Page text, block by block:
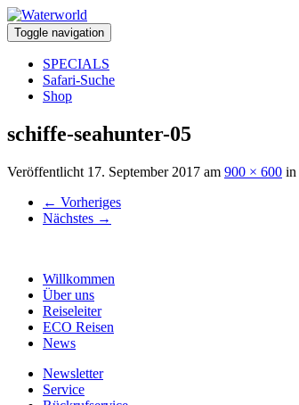
Toggle navigation
SPECIALS
Safari-Suche
Shop
schiffe-seahunter-05
Veröffentlicht 17. September 2017 am 900 × 600 in
← Vorheriges
Nächstes →
Willkommen
Über uns
Reiseleiter
ECO Reisen
News
Newsletter
Service